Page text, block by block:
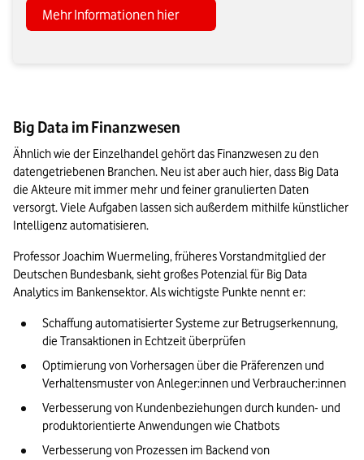
Mehr Informationen hier
Big Data im Finanzwesen
Ähnlich wie der Einzelhandel gehört das Finanzwesen zu den
datengetriebenen Branchen. Neu ist aber auch hier, dass Big Data
die Akteure mit immer mehr und feiner granulierten Daten
versorgt. Viele Aufgaben lassen sich außerdem mithilfe künstlicher
Intelligenz automatisieren.
Professor Joachim Wuermeling, früheres Vorstandmitglied der
Deutschen Bundesbank, sieht großes Potenzial für Big Data
Analytics im Bankensektor. Als wichtigste Punkte nennt er:
Schaffung automatisierter Systeme zur Betrugserkennung,
die Transaktionen in Echtzeit überprüfen
Optimierung von Vorhersagen über die Präferenzen und
Verhaltensmuster von Anleger:innen und Verbraucher:innen
Verbesserung von Kundenbeziehungen durch kunden- und
produktorientierte Anwendungen wie Chatbots
Verbesserung von Prozessen im Backend von